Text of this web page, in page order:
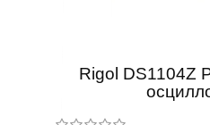
Rigol DS1104Z